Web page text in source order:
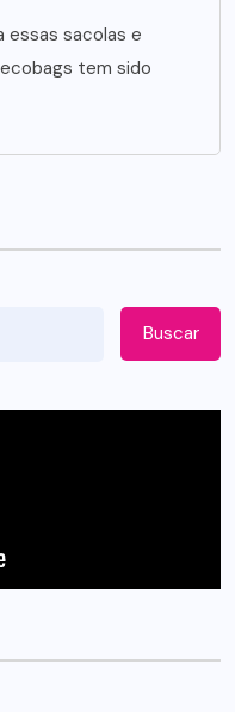
essas sacolas e
tem sido
Buscar